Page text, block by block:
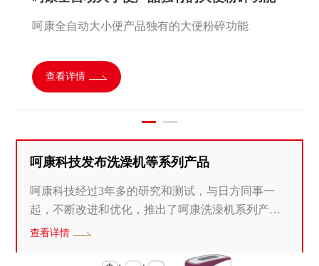
呵康全自动大小便产品独有的大便粉碎功能
查看详情
动感应装置一起完成对排尿排便的处理，它可以24
担，又减轻了护理人员的工作强度，是满足老龄化
和高品质护理等问题的跨时代产品。产品拥有数十
范的工艺流程，严格质量控制，使产品拥有国际一
流品质的保证。产品取得国际TUV认证，PSE认证
和两项国际ISO认证。并在日本拥有数以万计的客
呵康科技发布洗澡机等系列产品
呵康科技经过3年多的研究和测试，与日方同事一
起，不断改进和优化，推出了呵康洗澡机系列产
品。
查看详情